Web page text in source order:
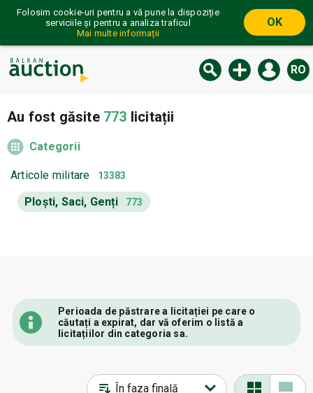
Folosim cookie-uri pentru a vă pune la dispoziție
serviciile și pentru a analiza traficul
Mai multe informații
OK
RO
Au fost găsite 773 licitații
Categorii
Articole militare 13383
Ploști, Saci, Genți 773
Perioada de păstrare a licitației pe care o
căutați a expirat, dar vă oferim o listă a
licitațiilor din categoria sa.